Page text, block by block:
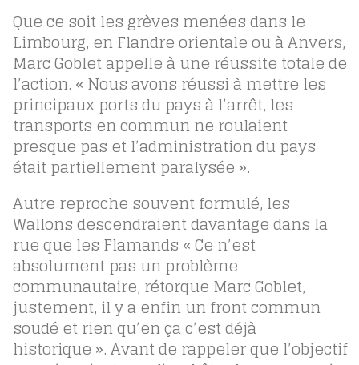
Que ce soit les grèves menées dans le
Limbourg, en Flandre orientale ou à Anvers,
Marc Goblet appelle à une réussite totale de
l’action. « Nous avons réussi à mettre les
principaux ports du pays à l’arrêt, les
transports en commun ne roulaient
presque pas et l’administration du pays
était partiellement paralysée ».
Autre reproche souvent formulé, les
Wallons descendraient davantage dans la
rue que les Flamands « Ce n’est
absolument pas un problème
communautaire, rétorque Marc Goblet,
justement, il y a enfin un front commun
soudé et rien qu’en ça c’est déjà
historique ». Avant de rappeler que l’objectif